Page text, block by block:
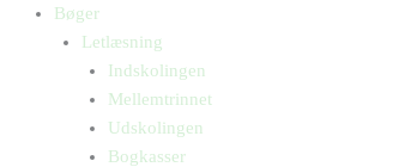
Bøger
Letlæsning
Indskolingen
Mellemtrinnet
Udskolingen
Bogkasser